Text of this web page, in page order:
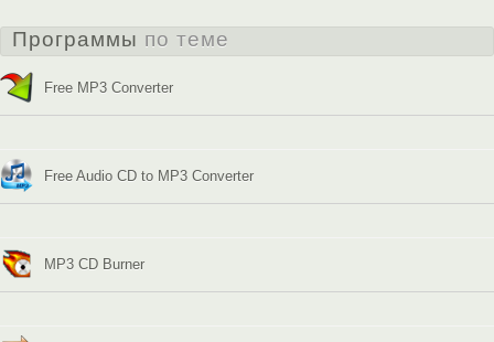
Программы по теме
Free MP3 Converter
Free Audio CD to MP3 Converter
MP3 CD Burner